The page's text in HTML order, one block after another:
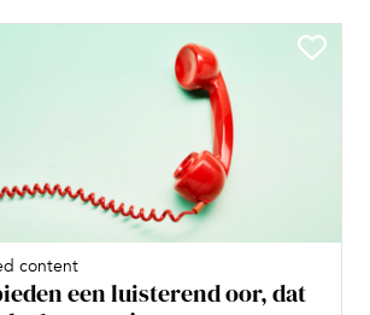
content
een luisterend oor, dat